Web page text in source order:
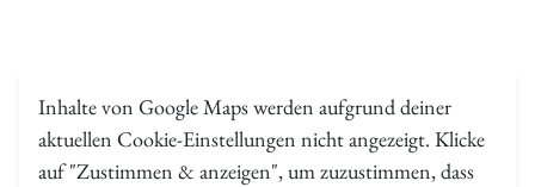
Inhalte von Google Maps werden aufgrund deiner
aktuellen Cookie-Einstellungen nicht angezeigt. Klicke
auf "Zustimmen & anzeigen", um zuzustimmen, dass